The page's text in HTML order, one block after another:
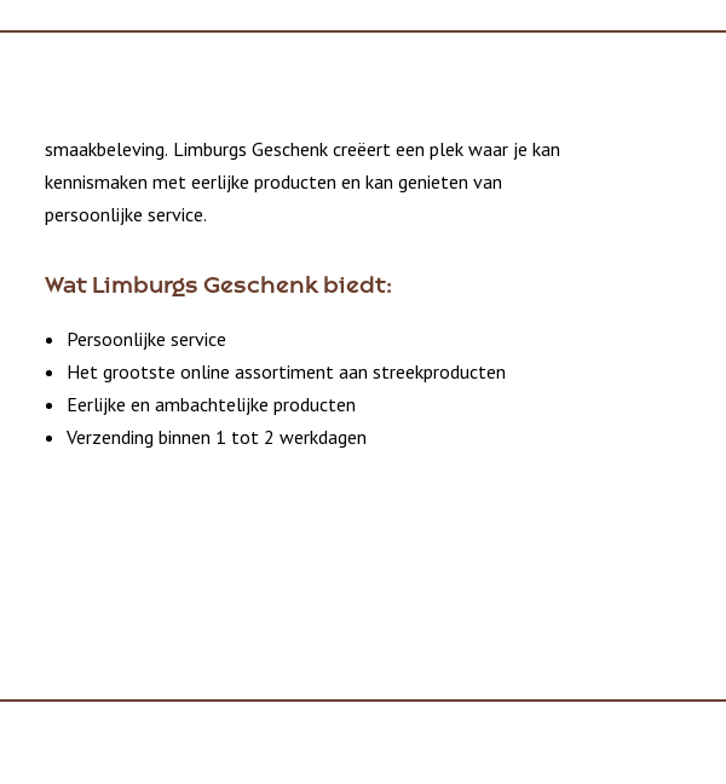
smaakbeleving. Limburgs Geschenk creëert een plek waar je kan
kennismaken met eerlijke producten en kan genieten van
persoonlijke service.
Wat Limburgs Geschenk biedt:
Persoonlijke service
Het grootste online assortiment aan streekproducten
Eerlijke en ambachtelijke producten
Verzending binnen 1 tot 2 werkdagen